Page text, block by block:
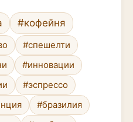
#кофейня
#спешелти
#инновации
#эспрессо
#бразилия